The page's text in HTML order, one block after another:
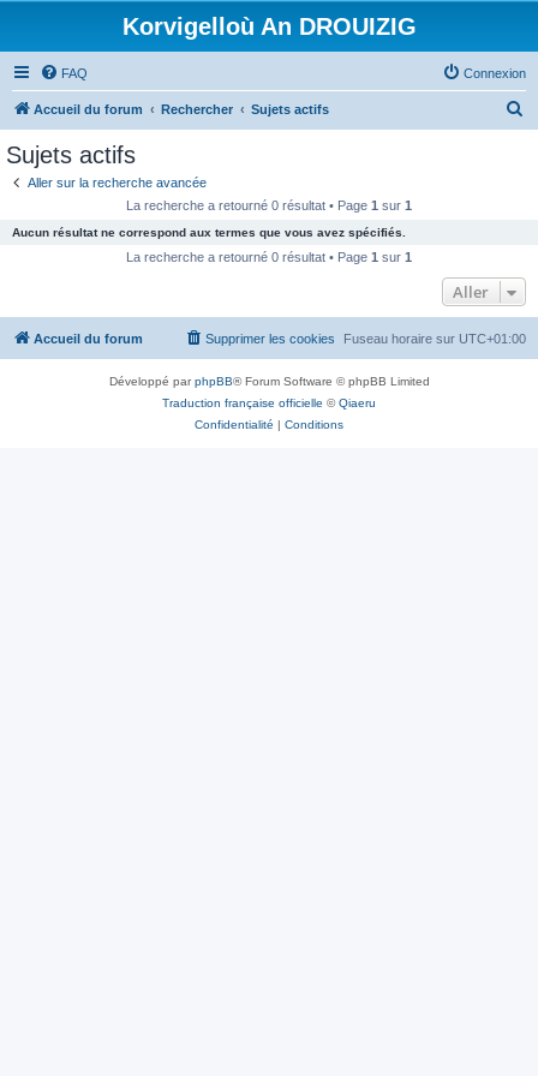
Korvigelloù An DROUIZIG
FAQ Connexion
Accueil du forum Rechercher Sujets actifs
c
e
Sujets actifs
Aller sur la recherche avancée
La recherche a retourné 0 résultat • Page 1 sur 1
Aucun résultat ne correspond aux termes que vous avez spécifiés.
La recherche a retourné 0 résultat • Page 1 sur 1
Aller
Accueil du forum Fuseau horaire sur UTC+01:00
Supprimer les cookies
Développé parphpBB® Forum Software © phpBB Limited
Traduction française officielle ©Qiaeru
Confidentialité | Conditions